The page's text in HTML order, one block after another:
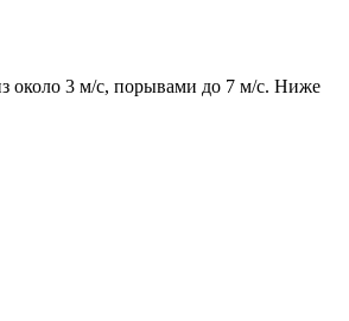
около 3 м/с, порывами до 7 м/с. Ниже